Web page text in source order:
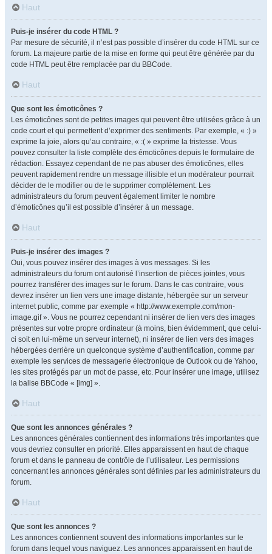
Haut
Puis-je insérer du code HTML ?
Par mesure de sécurité, il n’est pas possible d’insérer du code HTML sur ce
forum. La majeure partie de la mise en forme qui peut être générée par du
code HTML peut être remplacée par du BBCode.
Haut
Que sont les émoticônes ?
Les émoticônes sont de petites images qui peuvent être utilisées grâce à un
code court et qui permettent d’exprimer des sentiments. Par exemple, « :) »
exprime la joie, alors qu’au contraire, « :( » exprime la tristesse. Vous
pouvez consulter la liste complète des émoticônes depuis le formulaire de
rédaction. Essayez cependant de ne pas abuser des émoticônes, elles
peuvent rapidement rendre un message illisible et un modérateur pourrait
décider de le modifier ou de le supprimer complètement. Les
administrateurs du forum peuvent également limiter le nombre
d’émoticônes qu’il est possible d’insérer à un message.
Haut
Puis-je insérer des images ?
Oui, vous pouvez insérer des images à vos messages. Si les
administrateurs du forum ont autorisé l’insertion de pièces jointes, vous
pourrez transférer des images sur le forum. Dans le cas contraire, vous
devrez insérer un lien vers une image distante, hébergée sur un serveur
internet public, comme par exemple « http://www.exemple.com/mon-
image.gif ». Vous ne pourrez cependant ni insérer de lien vers des images
présentes sur votre propre ordinateur (à moins, bien évidemment, que celui-
ci soit en lui-même un serveur internet), ni insérer de lien vers des images
hébergées derrière un quelconque système d’authentification, comme par
exemple les services de messagerie électronique de Outlook ou de Yahoo,
les sites protégés par un mot de passe, etc. Pour insérer une image, utilisez
la balise BBCode « [img] ».
Haut
Que sont les annonces générales ?
Les annonces générales contiennent des informations très importantes que
vous devriez consulter en priorité. Elles apparaissent en haut de chaque
forum et dans le panneau de contrôle de l’utilisateur. Les permissions
concernant les annonces générales sont définies par les administrateurs du
forum.
Haut
Que sont les annonces ?
Les annonces contiennent souvent des informations importantes sur le
forum dans lequel vous naviguez. Les annonces apparaissent en haut de